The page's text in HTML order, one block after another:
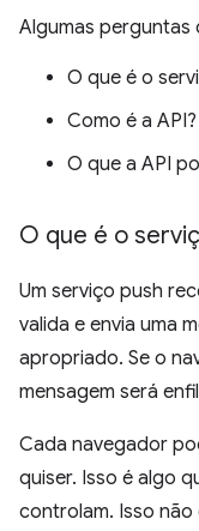
Algumas perguntas
O que é o
Como é a
O que a API
O que é o
Um serviço push
valida e envia uma
apropriado. Se o
mensagem será
Cada navegador
quiser. Isso é algo
controlam. Isso